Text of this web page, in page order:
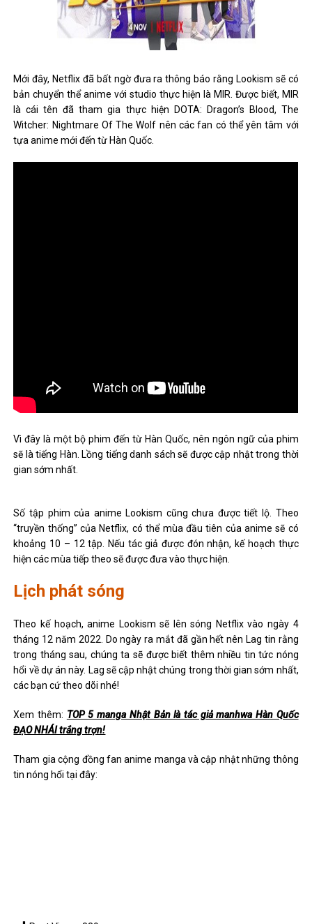
Mới đây, Netflix đã bất ngờ đưa ra thông báo rằng Lookism sẽ có
bản chuyển thể anime với studio thực hiện là MIR. Được biết, MIR
là cái tên đã tham gia thực hiện DOTA: Dragon’s Blood, The
Witcher: Nightmare Of The Wolf nên các fan có thể yên tâm với
tựa anime mới đến từ Hàn Quốc.
Vì đây là một bộ phim đến từ Hàn Quốc, nên ngôn ngữ của phim
sẽ là tiếng Hàn. Lồng tiếng danh sách sẽ được cập nhật trong thời
gian sớm nhất.
Số tập phim của anime Lookism cũng chưa được tiết lộ. Theo
“truyền thống” của Netflix, có thể mùa đầu tiên của anime sẽ có
khoảng 10 – 12 tập. Nếu tác giả được đón nhận, kế hoạch thực
hiện các mùa tiếp theo sẽ được đưa vào thực hiện.
Lịch phát sóng
Theo kế hoạch, anime Lookism sẽ lên sóng Netflix vào ngày 4
tháng 12 năm 2022. Do ngày ra mắt đã gần hết nên Lag tin rằng
trong tháng sau, chúng ta sẽ được biết thêm nhiều tin tức nóng
hổi về dự án này. Lag sẽ cập nhật chúng trong thời gian sớm nhất,
các bạn cứ theo dõi nhé!
Xem thêm: TOP 5 manga Nhật Bản là tác giả manhwa Hàn Quốc
ĐẠO NHÁI trắng trợn!
Tham gia cộng đồng fan anime manga và cập nhật những thông
tin nóng hổi tại đây: